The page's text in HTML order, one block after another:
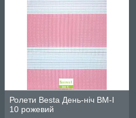
Ролети Besta День-ніч BМ-І
10 рожевий